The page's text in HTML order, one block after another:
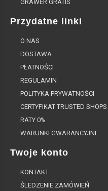
GRAWER GRATIS
Przydatne linki
O NAS
DOSTAWA
PŁATNOŚCI
REGULAMIN
POLITYKA PRYWATNOŚCI
CERTYFIKAT TRUSTED SHOPS
RATY 0%
WARUNKI GWARANCYJNE
Twoje konto
KONTAKT
ŚLEDZENIE ZAMÓWIEŃ